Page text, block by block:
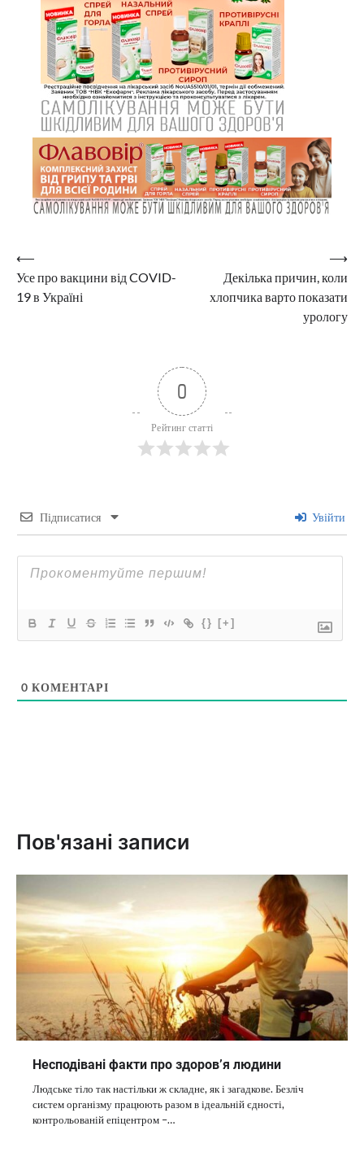
Навігація
записів
⟵
Усе про вакцини від COVID-
19 в Україні
Декілька причин, коли
хлопчика варто показати
урологу
⟶
0
Рейтинг статті
Підписатися Увійти
{} [+]
0 КОМЕНТАРІ
Пов'язані записи
Несподівані факти про здоров’я людини
Людське тіло так настільки ж складне, як і загадкове. Безліч
систем організму працюють разом в ідеальній єдності,
контрольованій епіцентром –…